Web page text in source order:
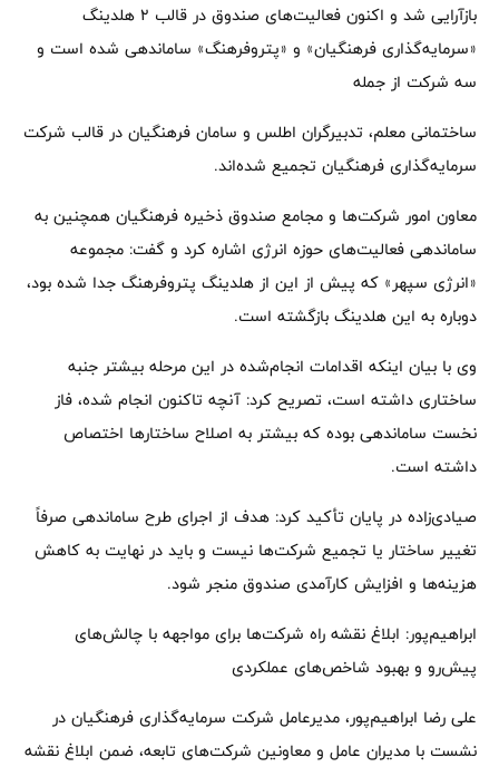
بازآرایی شد و اکنون فعالیت‌های صندوق در قالب ۲ هلدینگ
«سرمایه‌گذاری فرهنگیان» و «پتروفرهنگ» ساماندهی شده است و
سه شرکت‌ از جمله
ساختمانی معلم، تدبیرگران اطلس و سامان فرهنگیان در قالب شرکت
سرمایه‌گذاری فرهنگیان تجمیع شده‌اند.
معاون امور شرکت‌ها و مجامع صندوق ذخیره فرهنگیان همچنین به
ساماندهی فعالیت‌های حوزه انرژی اشاره کرد و گفت: مجموعه
«انرژی سپهر» که پیش از این از هلدینگ پتروفرهنگ جدا شده بود،
دوباره به این هلدینگ بازگشته است.
وی با بیان اینکه اقدامات انجام‌شده در این مرحله بیشتر جنبه
ساختاری داشته است، تصریح کرد: آنچه تاکنون انجام شده، فاز
نخست ساماندهی بوده که بیشتر به اصلاح ساختارها اختصاص
داشته است.
صیادی‌زاده در پایان تأکید کرد: هدف از اجرای طرح ساماندهی صرفاً
تغییر ساختار یا تجمیع شرکت‌ها نیست و باید در نهایت به کاهش
هزینه‌ها و افزایش کارآمدی صندوق منجر شود.
ابراهیم‌پور: ابلاغ نقشه راه شرکت‌ها برای مواجهه با چالش‌های
پیش‌رو و بهبود شاخص‌های عملکردی
علی رضا ابراهیم‌پور، مدیرعامل شرکت سرمایه‌گذاری فرهنگیان در
نشست با مدیران عامل و معاونین شرکت‌های تابعه، ضمن ابلاغ نقشه